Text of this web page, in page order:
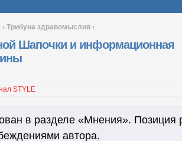
› Трибуна здравомыслия ›
Шапочки и информационная
STYLE
в разделе «Мнения». Позиция
автора.